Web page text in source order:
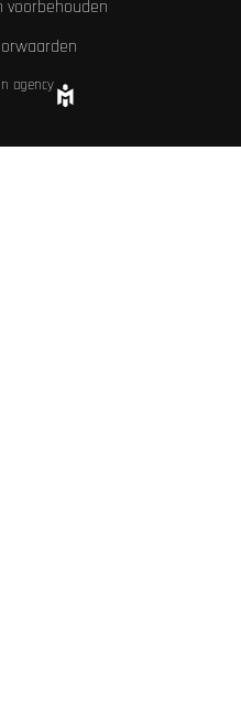
voorbehouden
agency